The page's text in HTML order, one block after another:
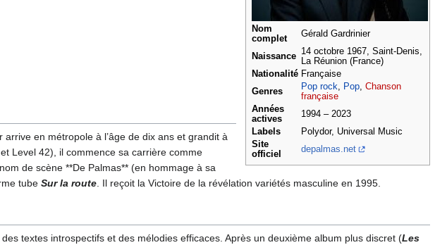
Nom
complet
Gérald Gardrinier
Naissance 14 octobre 1967, Saint-Denis,
La Réunion (France)
Nationalité Française
Genres
Pop rock, Pop, Chanson
française
Années
actives
1994 – 2023
Labels
Polydor, Universal Music
Site
officiel
depalmas.net
en métropole à l’âge de dix ans et grandit à
Level 42), il commence sa carrière comme
de scène **De Palmas** (en hommage à sa
tube Sur la route. Il reçoit la Victoire de la révélation variétés masculine en 1995.
textes introspectifs et des mélodies efficaces. Après un deuxième album plus discret (Les